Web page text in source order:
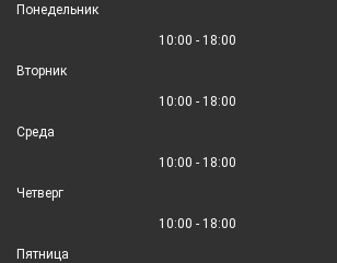
Понедельник
10:00 - 18:00
Вторник
10:00 - 18:00
Среда
10:00 - 18:00
Четверг
10:00 - 18:00
Пятница